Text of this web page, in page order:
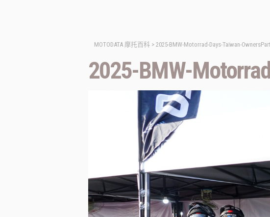
MOTODATA 摩托百科 > 2025-BMW-Motorrad-Days-Taiwan-
2025-BMW-